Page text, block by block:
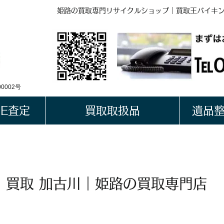
姫路の買取専門リサイクルショップ｜買取王バイキ
BUYKING
LINE QRコード
号
査定 買取取扱品 遺品
買取 加古川｜姫路の買取専門店